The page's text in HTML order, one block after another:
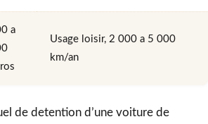
a
Usage loisir, 2 000 a 5 000
km/an
de detention d’une voiture de